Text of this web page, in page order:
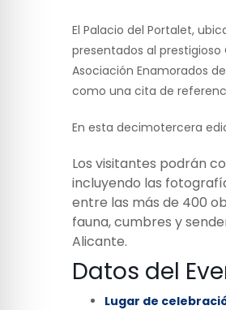
El Palacio del Portalet,
presentados al prestigioso
Asociación Enamorados
como una cita de
En esta decimotercera
Los visitantes podrán
incluyendo las
entre las más de 400
fauna, cumbres y
Alicante.
Datos del
Lugar de